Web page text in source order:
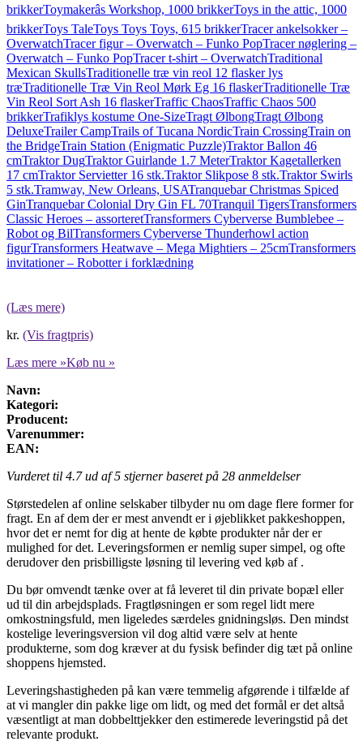
brikkerToymakerâs Workshop, 1000 brikkerToys in the attic, 1000
brikkerToys TaleToys Toys Toys, 615 brikkerTracer ankelsokker –
OverwatchTracer figur – Overwatch – Funko PopTracer nøglering –
Overwatch – Funko PopTracer t-shirt – OverwatchTraditional
Mexican SkullsTraditionelle træ vin reol 12 flasker lys
træTraditionelle Træ Vin Reol Mørk Eg 16 flaskerTraditionelle Træ
Vin Reol Sort Ash 16 flaskerTraffic ChaosTraffic Chaos 500
brikkerTrafiklys kostume One-SizeTragt ØlbongTragt Ølbong
DeluxeTrailer CampTrails of Tucana NordicTrain CrossingTrain on
the BridgeTrain Station (Enigmatic Puzzle)Traktor Ballon 46
cmTraktor DugTraktor Guirlande 1.7 MeterTraktor Kagetallerken
17 cmTraktor Servietter 16 stk.Traktor Slikpose 8 stk.Traktor Swirls
5 stk.Tramway, New Orleans, USATranquebar Christmas Spiced
GinTranquebar Colonial Dry Gin FL 70Tranquil TigersTransformers
Classic Heroes – assorteretTransformers Cyberverse Bumblebee –
Robot og BilTransformers Cyberverse Thunderhowl action
figurTransformers Heatwave – Mega Mightiers – 25cmTransformers
invitationer – Robotter i forklædning
(Læs mere)
kr. (Vis fragtpris)
Læs mere »Køb nu »
Navn:
Kategori:
Producent:
Varenummer:
EAN:
Vurderet til 4.7ud af 5 stjerner baseret på 28 anmeldelser
Størstedelen af online selskaber tilbyder nu om dage flere former for
fragt. En af dem der er mest anvendt er i øjeblikket pakkeshoppen,
hvor det er nemt for dig at hente de købte produkter når der er
mulighed for det. Leveringsformen er nemlig super simpel, og ofte
derudover den prisbilligste løsning til levering ved køb af .
Du bør omvendt tænke over at få leveret til din private bopæl eller
ud til din arbejdsplads. Fragtløsningen er som regel lidt mere
omkostningsfuld, men ligeledes særdeles gnidningsløs. Den mindst
kostelige leveringsversion vil dog altid være selv at hente
produkterne, som dog kræver at du fysisk befinder dig tæt på online
shoppens hjemsted.
Leveringshastigheden på kan være temmelig afgørende i tilfælde af
at vi mangler din pakke lige om lidt, og med det formål er det altså
væsentligt at man dobbelttjekker den estimerede leveringstid på det
relevante produkt.